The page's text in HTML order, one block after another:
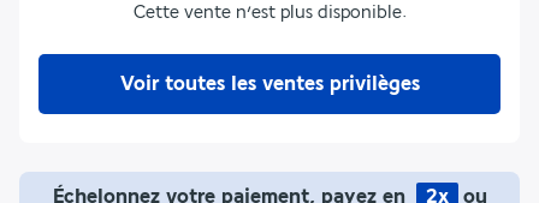
Cette vente n’est plus disponible.
Voir toutes les ventes privilèges
Échelonnez votre paiement, payez en 2x ou